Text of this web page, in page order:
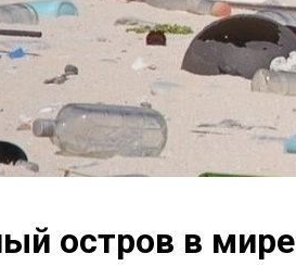
остров в мире